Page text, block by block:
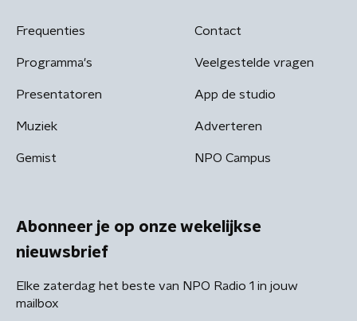
Frequenties
Programma's
Presentatoren
Muziek
Gemist
Contact
Veelgestelde vragen
App de studio
Adverteren
NPO Campus
Abonneer je op onze wekelijkse
nieuwsbrief
Elke zaterdag het beste van NPO Radio 1 in jouw
mailbox